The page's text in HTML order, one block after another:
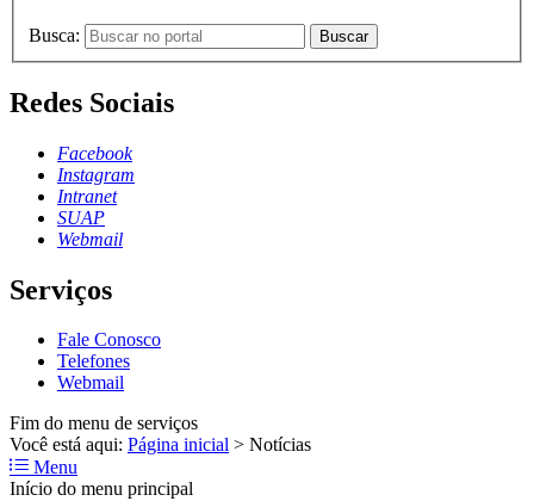
Busca: Buscar
Redes Sociais
Facebook
Instagram
Intranet
SUAP
Webmail
Serviços
Fale Conosco
Telefones
Webmail
Fim do menu de serviços
Você está aqui: Página inicial > Notícias
Menu
Início do menu principal